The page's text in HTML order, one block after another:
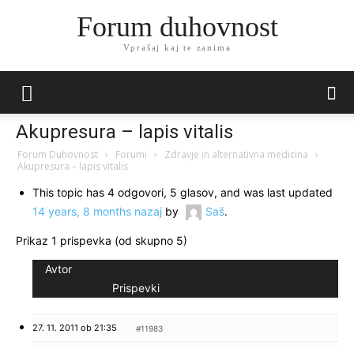
Forum duhovnost
Vprašaj kaj te zanima
Akupresura – lapis vitalis
Forum Duhovnost › Forumi › Zdravje in alternativna medicina ›
Akupresura – lapis vitalis
This topic has 4 odgovori, 5 glasov, and was last updated
14 years, 8 months nazaj by Saš.
Prikaz 1 prispevka (od skupno 5)
Avtor
Prispevki
27. 11. 2011 ob 21:35 #11983